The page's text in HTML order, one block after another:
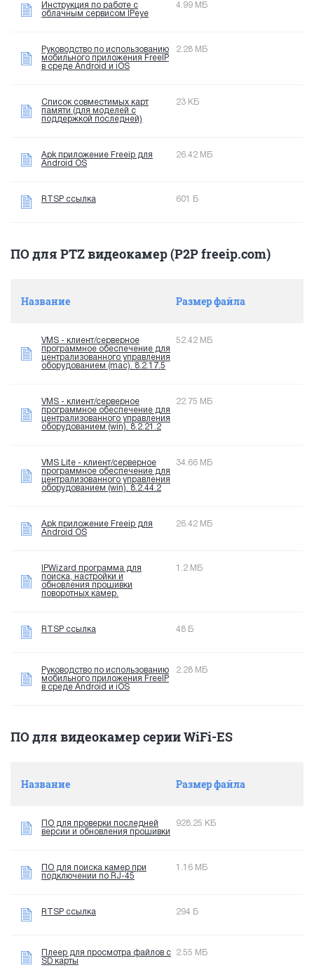
Инструкция по работе с
облачным сервисом IPeye
4.99 МБ
Руководство по использованию
мобильного приложения FreeIP
в среде Android и iOS
2.28 МБ
Список совместимых карт
памяти (для моделей с
поддержкой последней)
23 КБ
Apk приложение Freeip для
Android OS
26.42 МБ
RTSP ссылка 601 Б
ПО для PTZ видеокамер (P2P freeip.com)
Название Размер файла
VMS - клиент/серверное
программное обеспечение для
централизованного управления
оборудованием (mac). 8.2.17.5
52.42 МБ
VMS - клиент/серверное
программное обеспечение для
централизованного управления
оборудованием (win). 8.2.21.2
22.75 МБ
VMS Lite - клиент/серверное
программное обеспечение для
централизованного управления
оборудованием (win). 8.2.44.2
34.66 МБ
Apk приложение Freeip для
Android OS
26.42 МБ
IPWizard программа для
поиска, настройки и
обновления прошивки
поворотных камер.
1.2 МБ
RTSP ссылка 48 Б
Руководство по использованию
мобильного приложения FreeIP
в среде Android и iOS
2.28 МБ
ПО для видеокамер серии WiFi-ES
Название Размер файла
ПО для проверки последней
версии и обновления прошивки
928.25 КБ
ПО для поиска камер при
подключении по RJ-45
1.16 МБ
RTSP ссылка 294 Б
Плеер для просмотра файлов с
SD карты
2.55 МБ